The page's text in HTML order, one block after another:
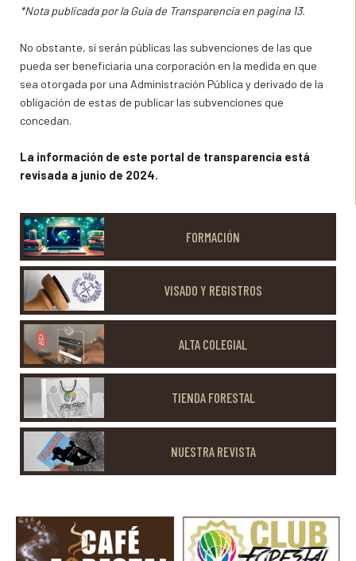
*Nota publicada por la Guía de Transparencia en pagina 13.
No obstante, sí serán públicas las subvenciones de las que
pueda ser beneficiaria una corporación en la medida en que
sea otorgada por una Administración Pública y derivado de la
obligación de estas de publicar las subvenciones que
concedan.
La información de este portal de transparencia está
revisada a junio de 2024.
FORMACIÓN
VISADO Y REGISTROS
ALTA COLEGIAL
TIENDA FORESTAL
NUESTRA REVISTA